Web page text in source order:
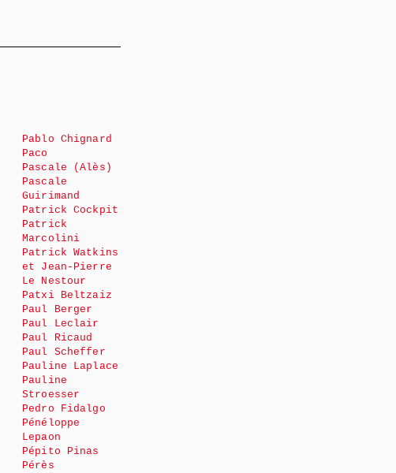
Pablo Chignard
Paco
Pascale (Alès)
Pascale
Guirimand
Patrick Cockpit
Patrick
Marcolini
Patrick Watkins
et Jean-Pierre
Le Nestour
Patxi Beltzaiz
Paul Berger
Paul Leclair
Paul Ricaud
Paul Scheffer
Pauline Laplace
Pauline
Stroesser
Pedro Fidalgo
Pénéloppe
Lepaon
Pépito Pinas
Pérès